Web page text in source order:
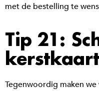
met de bestelling te
Tip 21:
kerstkaart
Tegenwoordig maken